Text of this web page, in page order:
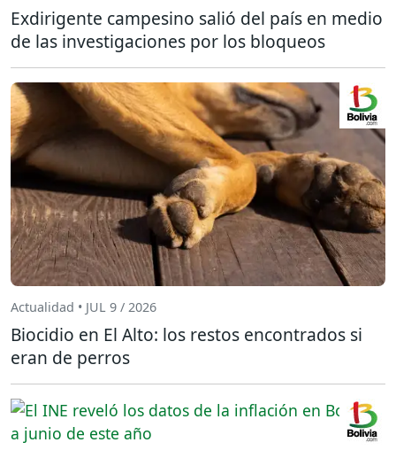
Exdirigente campesino salió del país en medio
de las investigaciones por los bloqueos
Actualidad • JUL 9 / 2026
Biocidio en El Alto: los restos encontrados si
eran de perros